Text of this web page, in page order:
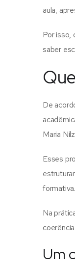
aula,
Por isso,
saber
De
Maria
Esses
formativa.
Na
Um